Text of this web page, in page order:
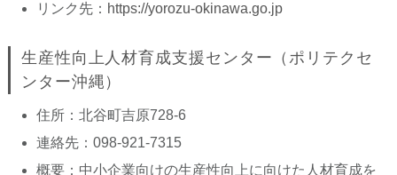
リンク先： https://yorozu-okinawa.go.jp
生産性向上人材育成支援センター（ポリテクセ
ンター沖縄）
住所：北谷町吉原728-6
連絡先：098-921-7315
概要：中小企業向けの生産性向上に向けた人材育成を